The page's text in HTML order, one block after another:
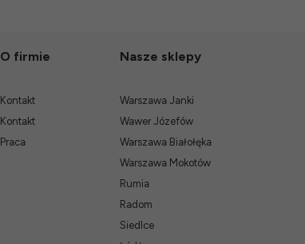
O firmie
Kontakt
Kontakt
Praca
Nasze sklepy
Warszawa Janki
Wawer Józefów
Warszawa Białołęka
Warszawa Mokotów
Rumia
Radom
Siedlce